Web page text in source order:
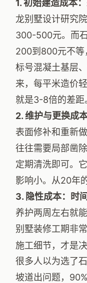
1. 初始建造成本：
龙别墅设计研究
300-500元。而
200到800元不等
标号混凝土基层
来，每平米造价
就是3-8倍的差距
2. 维护与更换成
表面修补和重新
往往需要局部凿
定期清洗即可。
影响小。从20年
3. 隐性成本：时
养护两周左右就
别墅装修工期非
施工细节，才是
很多人以为选了
坡道出问题，